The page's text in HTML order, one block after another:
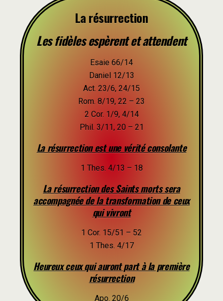
La résurrection
Les fidèles espèrent et attendent
Esaie 66/14
Daniel 12/13
Act. 23/6, 24/15
Rom. 8/19, 22 – 23
2 Cor. 1/9, 4/14
Phil. 3/11, 20 – 21
La résurrection est une vérité consolante
1 Thes. 4/13 – 18
La résurrection des Saints morts sera
accompagnée de la transformation de ceux
qui vivront
1 Cor. 15/51 – 52
1 Thes. 4/17
Heureux ceux qui auront part à la première
résurrection
Apo. 20/6